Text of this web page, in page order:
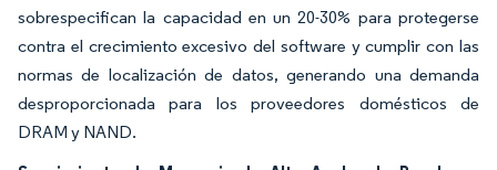
sobrespecifican la capacidad en un 20-30% para protegerse
contra el crecimiento excesivo del software y cumplir con las
normas de localización de datos, generando una demanda
desproporcionada para los proveedores domésticos de
DRAM y NAND.